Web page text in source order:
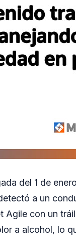
del 1 de
a un
con un
a alcohol, lo